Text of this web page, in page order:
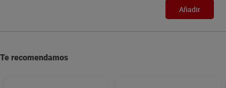
Añadir
Te recomendamos